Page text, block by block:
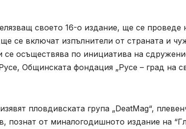
своето 16-о издание, ще се проведе
се включат изпълнители от страната и
осъществява по инициатива на
Общинската фондация „Русе – град на
пловдивската група „DeatMag“,
познат от миналогодишното издание на